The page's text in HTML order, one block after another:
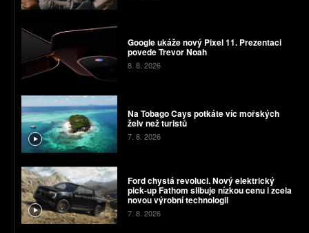
Google ukáže nový Pixel 11. Prezentaci
povede Trevor Noah
8. 8. 2026
Na Tobago Cays potkáte víc mořských
želv než turistů
7. 8. 2026
Ford chystá revoluci. Nový elektrický
pick-up Fathom slibuje nízkou cenu i zcela
novou výrobní technologii
7. 8. 2026